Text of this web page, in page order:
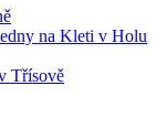
na Kleti v Holu
Třísově